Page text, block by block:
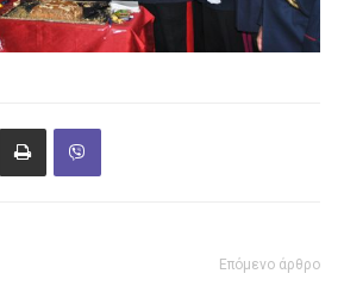
Επόμενο άρθρο